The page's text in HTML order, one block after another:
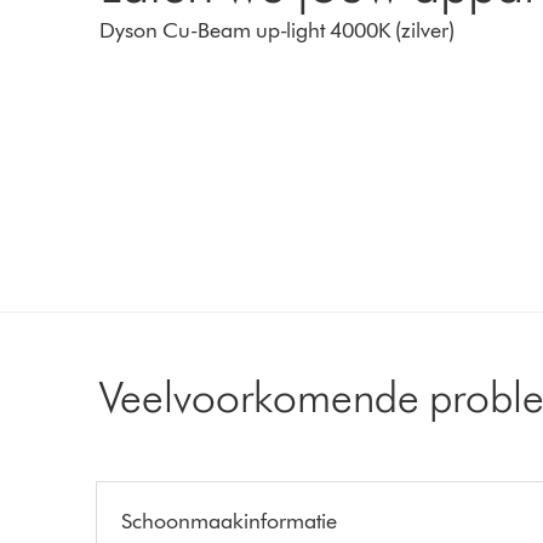
Dyson Cu-Beam up-light 4000K (zilver)
Veelvoorkomende
Schoonmaakinformatie